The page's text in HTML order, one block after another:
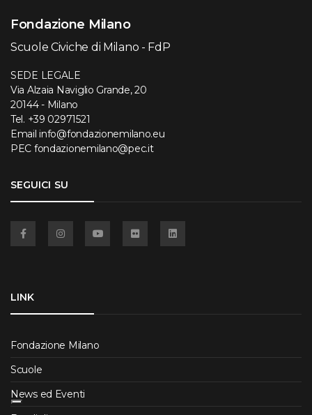
Fondazione Milano
Scuole Civiche di Milano - FdP
SEDE LEGALE
Via Alzaia Naviglio Grande, 20
20144 - Milano
Tel. +39 02971521
Email info@fondazionemilano.eu
PEC fondazionemilano@pec.it
SEGUICI SU
LINK
Fondazione Milano
Scuole
News ed Eventi